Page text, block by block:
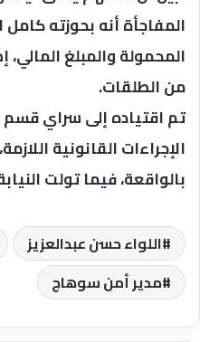
المفاجأة أنه بحوزته
المحمولة والمبلغ
من الطلقات.
تم اقتياده إلى سراي
الإجراءات القانونية
بالواقعة، فيما تولت
اللواء حسن عبدالعزيز
مدير أمن سوهاج